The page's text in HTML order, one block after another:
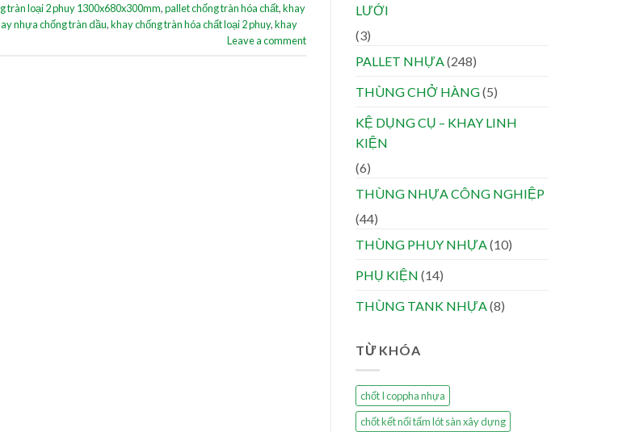
tràn loại 2 phuy 1300x680x300mm,pallet chống tràn hóa chất,khay
nhựa chống tràn dầu,khay chống tràn hóa chất loại 2 phuy,khay
Leave a comment
LƯỚI
(3)
PALLET NHỰA(248)
THÙNG CHỞ HÀNG(5)
KỆ DỤNG CỤ – KHAY LINH
KIỆN
(6)
THÙNG NHỰA CÔNG NGHIỆP
(44)
THÙNG PHUY NHỰA(10)
PHỤ KIỆN (14)
THÙNG TANK NHỰA(8)
TỪ KHÓA
chốt I coppha nhựa
chốt kết nối tấm lót sàn xây dựng